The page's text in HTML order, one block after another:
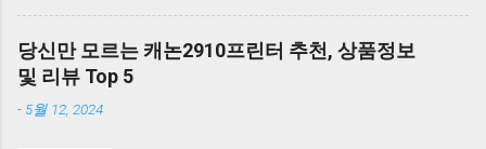
밍 유선키보드 갈축 일반형 레트로 베이지. 체리
키보드 G803000S TKL RGB 게이밍 텐키리스 기
계식 키보드 4종 축 선택 저소음적축 블랙. 체리
당신만 모르는 캐논2910프린터 추천, 상품정보
및 리뷰 Top 5
- 5월 12, 2024